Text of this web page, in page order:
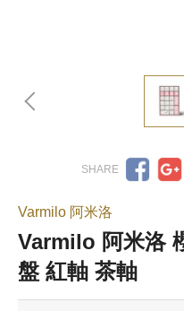
Varmilo 阿米洛
Varmilo 阿米洛
盤 紅軸 茶軸